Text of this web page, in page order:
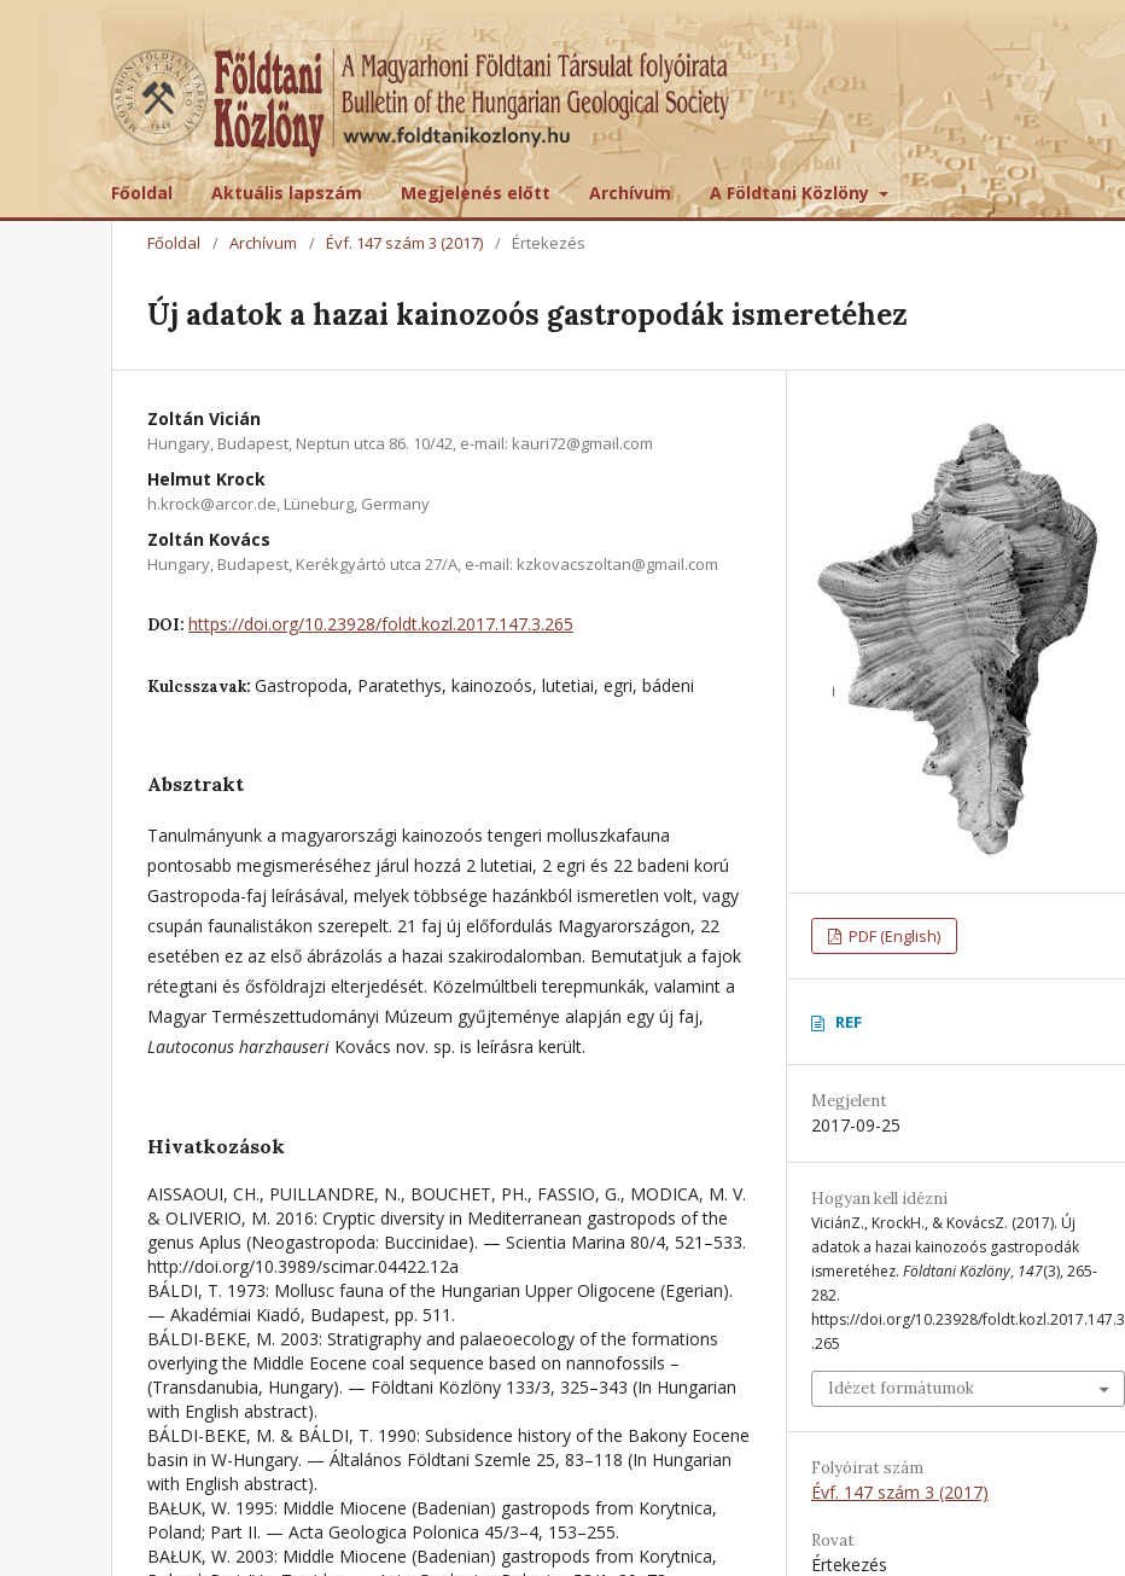
Főoldal Aktuális lapszám Megjelenés előtt Archívum A Földtani Közlöny
Főoldal / Archívum / Évf. 147 szám 3 (2017) / Értekezés
Új adatok a hazai kainozoós gastropodák ismeretéhez
Zoltán Vicián
Hungary, Budapest, Neptun utca 86. 10/42, e-mail: kauri72@gmail.com
Helmut Krock
h.krock@arcor.de, Lüneburg, Germany
Zoltán Kovács
Hungary, Budapest, Kerékgyártó utca 27/A, e-mail: kzkovacszoltan@gmail.com
DOI: https://doi.org/10.23928/foldt.kozl.2017.147.3.265
Kulcsszavak: Gastropoda, Paratethys, kainozoós, lutetiai, egri, bádeni
Absztrakt
Tanulmányunk a magyarországi kainozoós tengeri molluszkafauna
pontosabb megismeréséhez járul hozzá 2 lutetiai, 2 egri és 22 badeni korú
Gastropoda-faj leírásával, melyek többsége hazánkból ismeretlen volt, vagy
csupán faunalistákon szerepelt. 21 faj új előfordulás Magyarországon, 22
esetében ez az első ábrázolás a hazai szakirodalomban. Bemutatjuk a fajok
rétegtani és ősföldrajzi elterjedését. Közelmúltbeli terepmunkák, valamint a
Magyar Természettudományi Múzeum gyűjteménye alapján egy új faj,
Lautoconus harzhauseri Kovács nov. sp. is leírásra került.
Hivatkozások
AISSAOUI, CH., PUILLANDRE, N., BOUCHET, PH., FASSIO, G., MODICA, M. V.
& OLIVERIO, M. 2016: Cryptic diversity in Mediterranean gastropods of the
genus Aplus (Neogastropoda: Buccinidae). — Scientia Marina 80/4, 521–533.
http://doi.org/10.3989/scimar.04422.12a
BÁLDI, T. 1973: Mollusc fauna of the Hungarian Upper Oligocene (Egerian).
— Akadémiai Kiadó, Budapest, pp. 511.
BÁLDI-BEKE, M. 2003: Stratigraphy and palaeoecology of the formations
overlying the Middle Eocene coal sequence based on nannofossils –
(Transdanubia, Hungary). — Földtani Közlöny 133/3, 325–343 (In Hungarian
with English abstract).
BÁLDI-BEKE, M. & BÁLDI, T. 1990: Subsidence history of the Bakony Eocene
basin in W-Hungary. — Általános Földtani Szemle 25, 83–118 (In Hungarian
with English abstract).
BAŁUK, W. 1995: Middle Miocene (Badenian) gastropods from Korytnica,
Poland; Part II. — Acta Geologica Polonica 45/3–4, 153–255.
BAŁUK, W. 2003: Middle Miocene (Badenian) gastropods from Korytnica,
PDF (English)
REF
Megjelent
2017-09-25
Hogyan kell idézni
ViciánZ., KrockH., & KovácsZ. (2017). Új
adatok a hazai kainozoós gastropodák
ismeretéhez. Földtani Közlöny, 147(3), 265-
282.
https://doi.org/10.23928/foldt.kozl.2017.147.3
.265
Idézet formátumok
Folyóirat szám
Évf. 147 szám 3 (2017)
Rovat
Értekezés